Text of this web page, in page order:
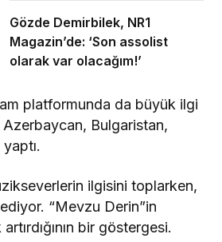
Gözde Demirbilek, NR1
Magazin’de: ‘Son assolist
olarak var olacağım!’
platformunda da büyük ilgi
Bulgaristan,
ilgisini toplarken,
“Mevzu Derin”in
bir göstergesi.